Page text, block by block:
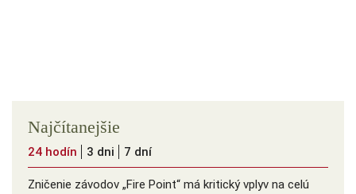
Najčítanejšie
24 hodín 3 dni 7 dní
Zničenie závodov „Fire Point“ má kritický vplyv na celú